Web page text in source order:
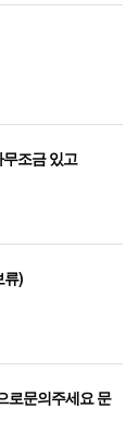
조금 있고
류)
로문의주세요 문